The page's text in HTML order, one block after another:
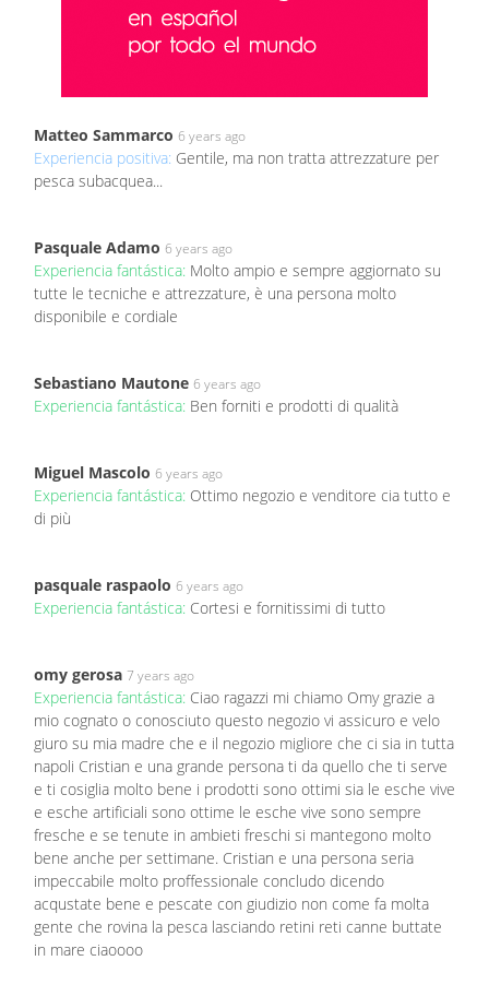
Matteo Sammarco 6 years ago
Experiencia positiva: Gentile, ma non tratta attrezzature per
pesca subacquea...
Pasquale Adamo 6 years ago
Experiencia fantástica: Molto ampio e sempre aggiornato su
tutte le tecniche e attrezzature, è una persona molto
disponibile e cordiale
Sebastiano Mautone 6 years ago
Experiencia fantástica: Ben forniti e prodotti di qualità
Miguel Mascolo 6 years ago
Experiencia fantástica: Ottimo negozio e venditore cia tutto e
di più
pasquale raspaolo 6 years ago
Experiencia fantástica: Cortesi e fornitissimi di tutto
omy gerosa 7 years ago
Experiencia fantástica: Ciao ragazzi mi chiamo Omy grazie a
mio cognato o conosciuto questo negozio vi assicuro e velo
giuro su mia madre che e il negozio migliore che ci sia in tutta
napoli Cristian e una grande persona ti da quello che ti serve
e ti cosiglia molto bene i prodotti sono ottimi sia le esche vive
e esche artificiali sono ottime le esche vive sono sempre
fresche e se tenute in ambieti freschi si mantegono molto
bene anche per settimane. Cristian e una persona seria
impeccabile molto proffessionale concludo dicendo
acqustate bene e pescate con giudizio non come fa molta
gente che rovina la pesca lasciando retini reti canne buttate
in mare ciaoooo